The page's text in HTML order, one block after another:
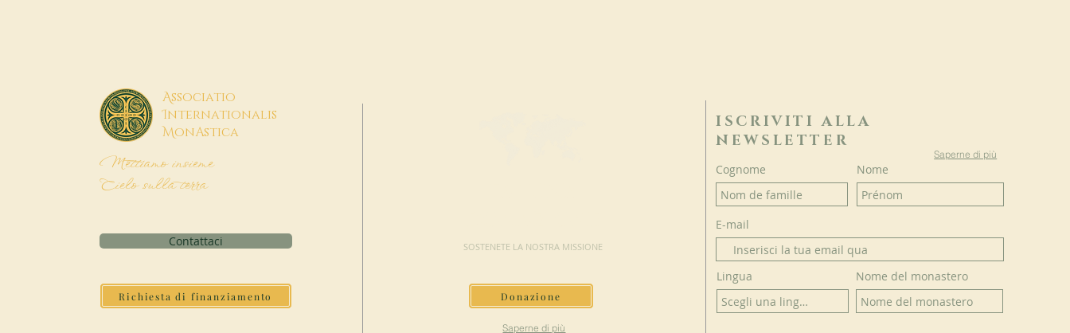
Associatio
Internationalis
MonAstica
Mettiamo insieme
Cielo sulla terra
Contattaci
Richiesta di finanziamento
SOSTENETE LA NOSTRA MISSIONE
Donazione
Saperne di più
ISCRIVITI ALLA
NEWSLETTER
Saperne di più
Cognome Nome
E-mail
Lingua Nome del monastero